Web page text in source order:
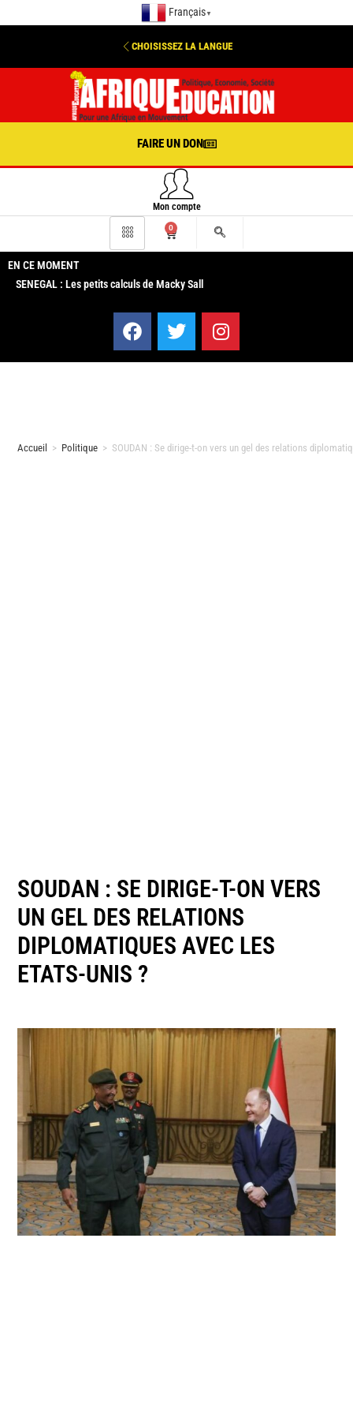
Français ▼
CHOISISSEZ LA LANGUE
FAIRE UN DON
Mon compte
0
EN CE MOMENT
SENEGAL : Les petits calculs de Macky Sall
Accueil > Politique > SOUDAN : Se dirige-t-on vers un gel des relations
SOUDAN : SE DIRIGE-T-ON VERS
UN GEL DES RELATIONS
DIPLOMATIQUES AVEC LES
ETATS-UNIS ?